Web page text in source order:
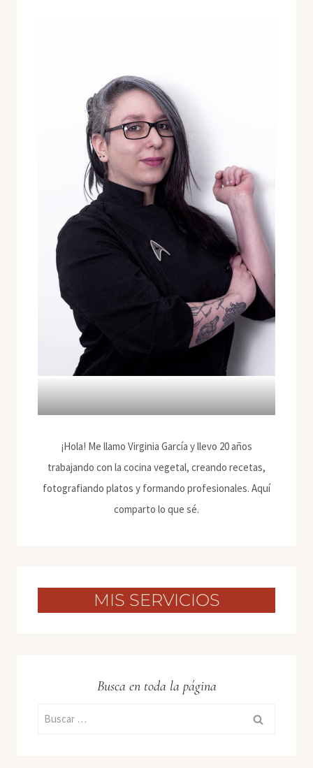
¡Hola! Me llamo Virginia García y llevo 20 años
trabajando con la cocina vegetal, creando recetas,
fotografiando platos y formando profesionales. Aquí
comparto lo que sé.
MIS SERVICIOS
Busca en toda la página
Buscar: